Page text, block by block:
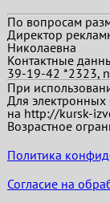
По вопросам
Директор
Николаевна
Контактные
39-19-42 *2323,
При
Для
на http://kursk-
Возрастное
Политика
Согласие на